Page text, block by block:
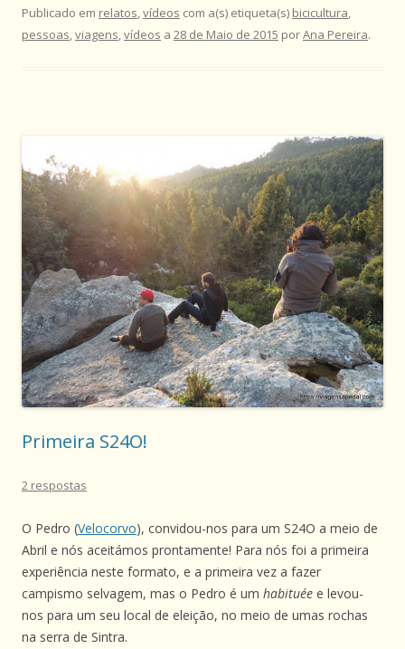
Publicado em relatos,vídeos com a(s) etiqueta(s) bicicultura,
pessoas,viagens,vídeos a 28 de Maio de 2015 porAna Pereira.
Primeira S24O!
2 respostas
O Pedro (Velocorvo), convidou-nos para um S24O a meio de
Abril e nós aceitámos prontamente! Para nós foi a primeira
experiência neste formato, e a primeira vez a fazer
campismo selvagem, mas o Pedro é um habituée e levou-
nos para um seu local de eleição, no meio de umas rochas
na serra de Sintra.